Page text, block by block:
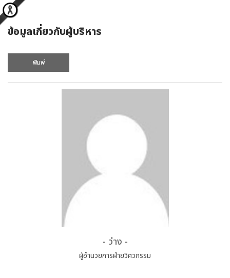
ข้อมูลเกี่ยวกับผู้บริหาร
พิมพ์
- ว่าง -
ผู้อํานวยการฝ่ายวิศวกรรม